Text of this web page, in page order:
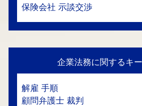
保険会社 示談交渉
企業法務に関するキ
解雇 手順
顧問弁護士 裁判